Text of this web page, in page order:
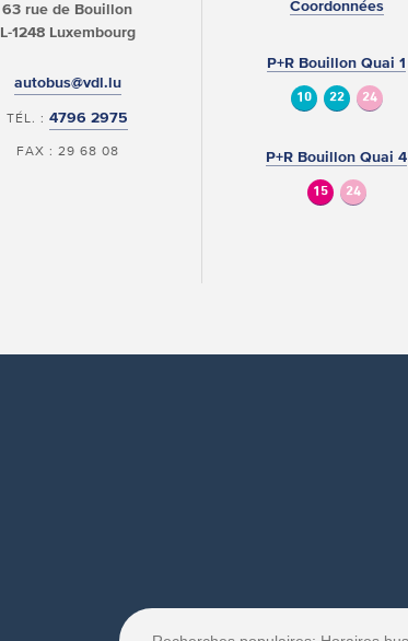
63 rue de Bouillon
L-1248 Luxembourg
autobus@vdl.lu
TÉL. :4796 2975
FAX : 29 68 08
Coordonnées
P+R Bouillon Quai 1
10 22 24
P+R Bouillon Quai 4
15 24